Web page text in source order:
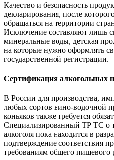
Качество и безопасность
декларирования, после
обращаться на территории
Исключение составляют лишь
минеральные воды, детская
на которые нужно оформлять
государственной регистрации.
Сертификация алкогольных
В России для производства,
любых сортов вино-водочной
коньяков также требуется
Специализированный ТР ТС о
алкоголя пока находится в
подтверждение соответствия
требованиям общего пищевого